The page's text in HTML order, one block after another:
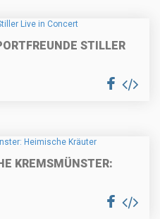
STILLER
KREMSMÜNSTER: